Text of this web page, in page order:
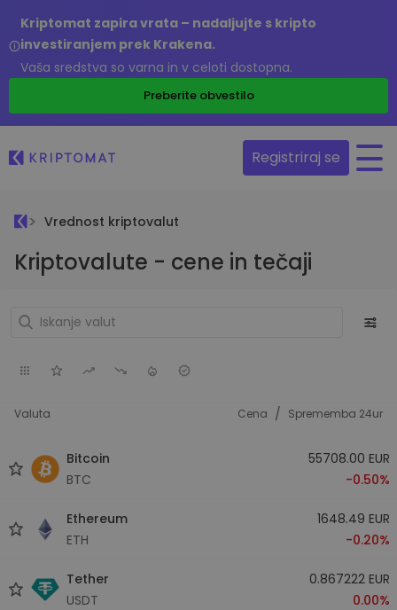
Kriptomat zapira vrata – nadaljujte s kripto
investiranjem prek Krakena.
Vaša sredstva so varna in v celoti dostopna.
Preberite obvestilo
Registriraj se
Vrednost kriptovalut
Kriptovalute - cene in tečaji
Valuta Cena / Sprememba 24ur
Bitcoin
BTC
55708.00 EUR
-0.50%
Ethereum
ETH
1648.49 EUR
-0.20%
Tether
USDT
0.867222 EUR
0.00%